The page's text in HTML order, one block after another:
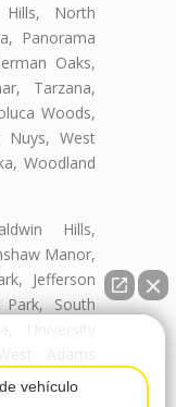
North
Panorama
Oaks,
Tarzana,
Woods,
Nuys, West
Woodland
Hills,
Manor,
Jefferson
South
University
Adams
vehículo